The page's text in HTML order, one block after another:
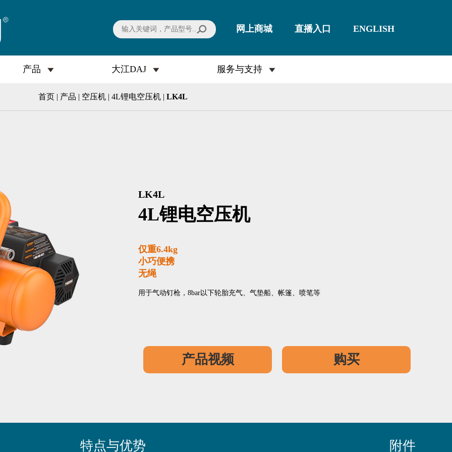
网上商城 直播入口 ENGLISH
产品 大江DAJ 服务与支持
首页 | 产品 | 空压机 | 4L锂电空压机 | LK4L
LK4L
4L锂电空压机
仅重6.4kg
小巧便携
无绳
用于气动钉枪，8bar以下轮胎充气、气垫船、帐篷、喷笔等
产品视频 购买
特点与优势 附件